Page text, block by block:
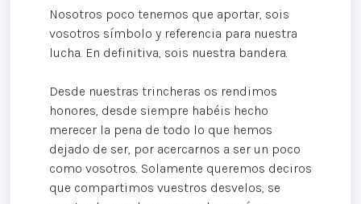
Nosotros poco tenemos que aportar, sois
vosotros símbolo y referencia para nuestra
lucha. En definitiva, sois nuestra bandera.
Desde nuestras trincheras os rendimos
honores, desde siempre habéis hecho
merecer la pena de todo lo que hemos
dejado de ser, por acercarnos a ser un poco
como vosotros. Solamente queremos deciros
que compartimos vuestros desvelos, se